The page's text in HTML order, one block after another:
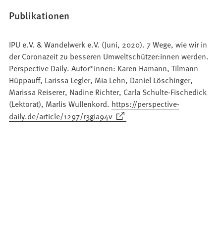
Tab)
Publikationen
IPU e.V. & Wandelwerk e.V. (Juni, 2020). 7 Wege, wie wir in
der Coronazeit zu besseren Umweltschützer:innen werden.
Perspective Daily. Autor*innen: Karen Hamann, Tilmann
Hüppauff, Larissa Legler, Mia Lehn, Daniel Löschinger,
Marissa Reiserer, Nadine Richter, Carla Schulte-Fischedick
(Lektorat), Marlis Wullenkord. https://perspective-
daily.de/article/1297/r3gia94v
(Öffnet